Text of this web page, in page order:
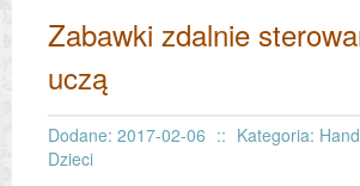
Zabawki zdalnie
uczą
Dodane: 2017-02-06 :: Kategoria:
Dzieci